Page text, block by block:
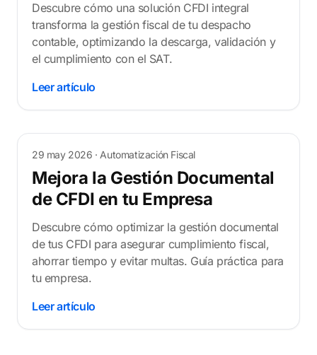
Descubre cómo una solución CFDI integral
transforma la gestión fiscal de tu despacho
contable, optimizando la descarga, validación y
el cumplimiento con el SAT.
Leer artículo
29 may 2026 · Automatización Fiscal
Mejora la Gestión Documental
de CFDI en tu Empresa
Descubre cómo optimizar la gestión documental
de tus CFDI para asegurar cumplimiento fiscal,
ahorrar tiempo y evitar multas. Guía práctica para
tu empresa.
Leer artículo